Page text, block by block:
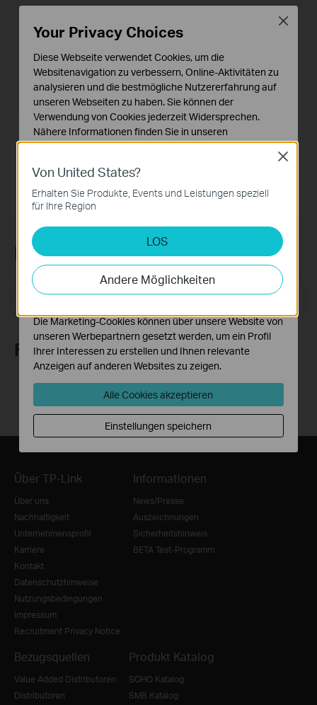
Mehrsprachig
Dateigröße:51.93 MB
Betriebssystem: Win10 x64/Win11 x64
1. Add 6G support under JP, HK and other country codes.
2. For Windows 10/11 64bit.
Newsletter abonnieren
E-Mail-Adresse Registrieren
Folge uns
Über TP-Link
Über uns
Nachhaltigkeit
Unternehmensprofil
Karriere
Kontakt
Datenschutzhinweise
Nutzungsbedingungen
Impressum
Recruitment Privacy Notice
Informationen
News/Presse
Auszeichnungen
Sicherheitshinweis
BETA Test-Programm
Bezugsquellen
Value Added Distributoren
Distributoren
Produkt Katalog
SOHO Katalog
SMB Katalog
Von United States?
Erhalten Sie Produkte, Events und Leistungen speziell
für Ihre Region
LOS
Andere Möglichkeiten
Close
Your Privacy Choices
Diese Webseite verwendet Cookies, um die
Websitenavigation zu verbessern, Online-Aktivitäten zu
analysieren und die bestmögliche Nutzererfahrung auf
unseren Webseiten zu haben. Sie können der
Verwendung von Cookies jederzeit Widersprechen.
Nähere Informationen finden Sie in unseren
Datenschutzhinweisen.
Notwendige Cookies
erforderlich und können in Ihren Systemen nicht
Analyse- und Marketing-Cookies
Analyse-Cookies ermöglichen es uns, Ihre Aktivitäten
auf unserer Website zu analysieren, um die
Funktionsweise unserer Website zu verbessern und
Die Marketing-Cookies können über unsere Website von
unseren Werbepartnern gesetzt werden, um ein Profil
Ihrer Interessen zu erstellen und Ihnen relevante
Anzeigen auf anderen Websites zu zeigen.
Alle Cookies akzeptieren
Einstellungen speichern
Close